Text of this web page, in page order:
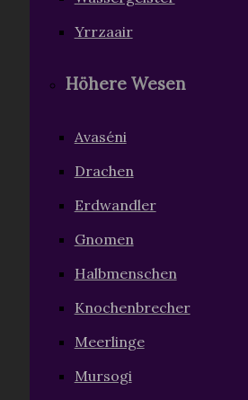
Yrrzaair
Höhere Wesen
Avaséni
Drachen
Erdwandler
Gnomen
Halbmenschen
Knochenbrecher
Meerlinge
Mursogi